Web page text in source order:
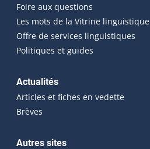
Foire aux questions
Les mots de la Vitrine linguistique
Offre de services linguistiques
Politiques et guides
Actualités
Articles et fiches en vedette
Brèves
Autres sites